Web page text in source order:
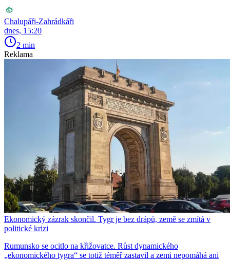
Chalupáři-Zahrádkáři
dnes, 15:20
2 min
Reklama
Ekonomický zázrak skončil. Tygr je bez drápů, země se zmítá v
politické krizi
Rumunsko se ocitlo na křižovatce. Růst dynamického
„ekonomického tygra“ se totiž téměř zastavil a zemi nepomáhá ani